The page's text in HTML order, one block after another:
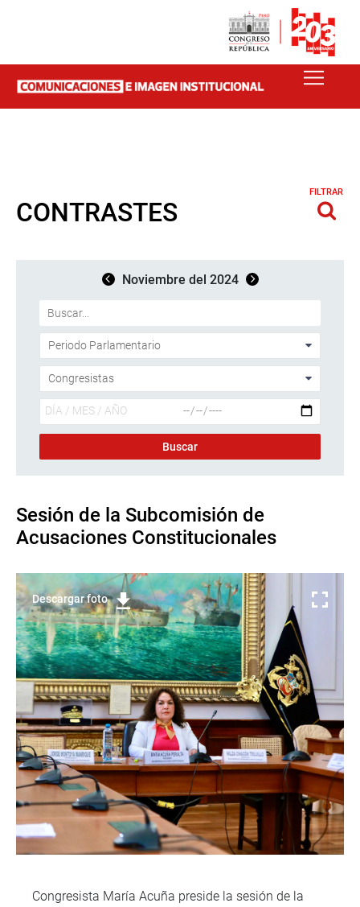
CONTRASTES
FILTRAR
Noviembre del 2024
Sesión de la Subcomisión de
Acusaciones Constitucionales
Descargar foto
Congresista María Acuña preside la sesión de la